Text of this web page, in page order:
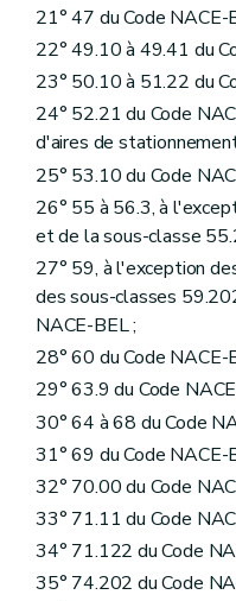
21° 47 du Code NACE-
22° 49.10 à 49.41 du
23° 50.10 à 51.22 du
24° 52.21 du Code
d'aires de
25° 53.10 du Code
26° 55 à 56.3, à
et de la sous-classe
27° 59, à l'exception
des sous-classes
NACE-BEL ;
28° 60 du Code NACE-
29° 63.9 du Code
30° 64 à 68 du Code
31° 69 du Code NACE-
32° 70.00 du Code
33° 71.11 du Code
34° 71.122 du Code
35° 74.202 du Code